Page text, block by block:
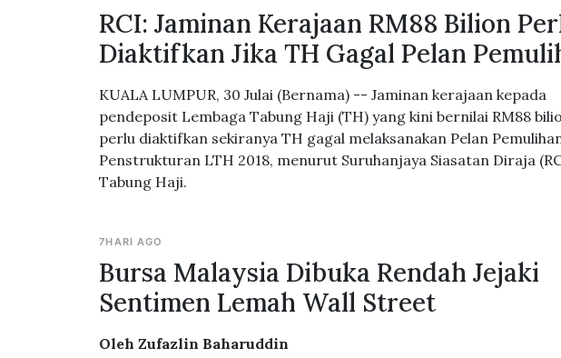
RCI: Jaminan Kerajaan RM88 Bilion
Diaktifkan Jika TH Gagal Pelan
KUALA LUMPUR, 30 Julai (Bernama) -- Jaminan kerajaan kepada
pendeposit Lembaga Tabung Haji (TH) yang kini bernilai RM88
perlu diaktifkan sekiranya TH gagal melaksanakan Pelan
Penstrukturan LTH 2018, menurut Suruhanjaya Siasatan Diraja
Tabung Haji.
7HARI AGO
Bursa Malaysia Dibuka Rendah Jejaki
Sentimen Lemah Wall Street
Oleh Zufazlin Baharuddin